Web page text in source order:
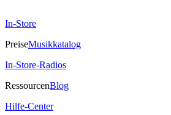
In-Store
PreiseMusikkatalog
In-Store-Radios
RessourcenBlog
Hilfe-Center